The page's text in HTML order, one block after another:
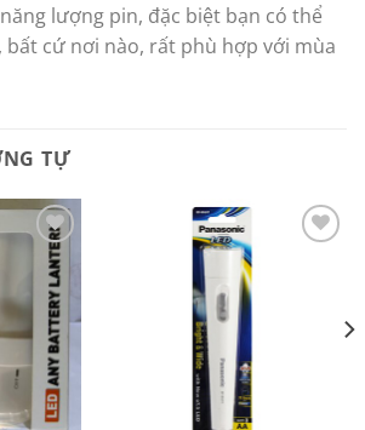
lượng pin, đặc biệt bạn có thể
bất cứ nơi nào, rất phù hợp với mùa
TỰ
Add to
Wishlist